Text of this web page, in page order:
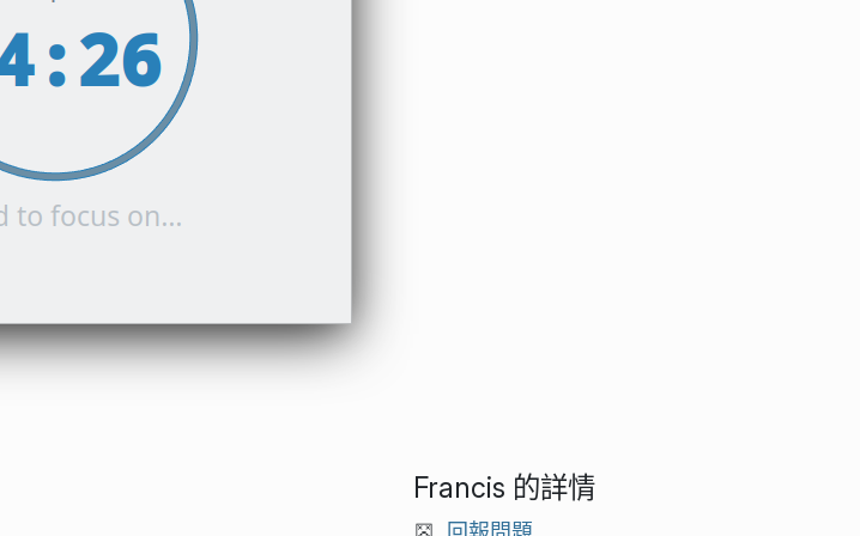
Francis 的詳情